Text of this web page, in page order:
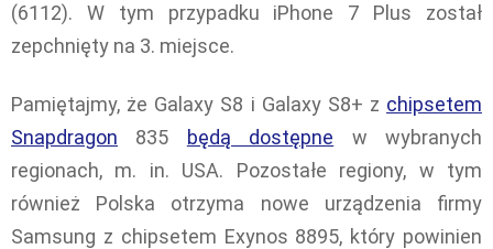
(6112). W tym przypadku iPhone 7 Plus został
zepchnięty na 3. miejsce.
Pamiętajmy, że Galaxy S8 i Galaxy S8+ z chipsetem
Snapdragon 835 będą dostępne w wybranych
regionach, m. in. USA. Pozostałe regiony, w tym
również Polska otrzyma nowe urządzenia firmy
Samsung z chipsetem Exynos 8895, który powinien